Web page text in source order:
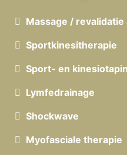
Massage / revalidatie
Sportkinesitherapie
Sport- en
Lymfedrainage
Shockwave
Myofasciale therapie